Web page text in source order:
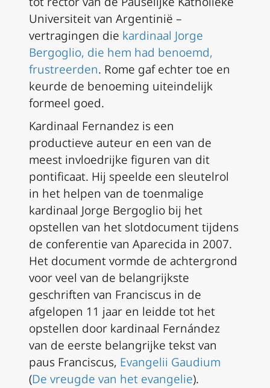
Universiteit van Argentinië –
vertragingen die kardinaal Jorge
Bergoglio, die hem had benoemd,
frustreerden. Rome gaf echter toe en
keurde de benoeming uiteindelijk
formeel goed.
Kardinaal Fernandez is een
productieve auteur en een van de
meest invloedrijke figuren van dit
pontificaat. Hij speelde een sleutelrol
in het helpen van de toenmalige
kardinaal Jorge Bergoglio bij het
opstellen van het slotdocument tijdens
de conferentie van Aparecida in 2007.
Het document vormde de achtergrond
voor veel van de belangrijkste
geschriften van Franciscus in de
afgelopen 11 jaar en leidde tot het
opstellen door kardinaal Fernández
van de eerste belangrijke tekst van
paus Franciscus, Evangelii Gaudium
(De vreugde van het evangelie).